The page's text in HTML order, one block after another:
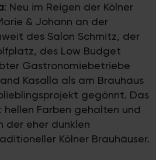
: Neu im Reigen der Kölner
& Johann an der
des Salon Schmitz, der
des Low Budget
Gastronomiebetriebe
Kasalla als am Brauhaus
gegönnt. Das
hellen Farben gehalten und
der eher dunklen
Kölner Brauhäuser.